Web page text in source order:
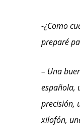
-¿Como
preparé
– Una
española,
precisión,
xilofón,